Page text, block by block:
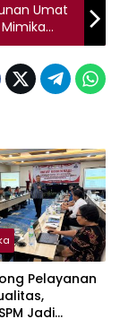
Umat
Pelayanan
Jadi